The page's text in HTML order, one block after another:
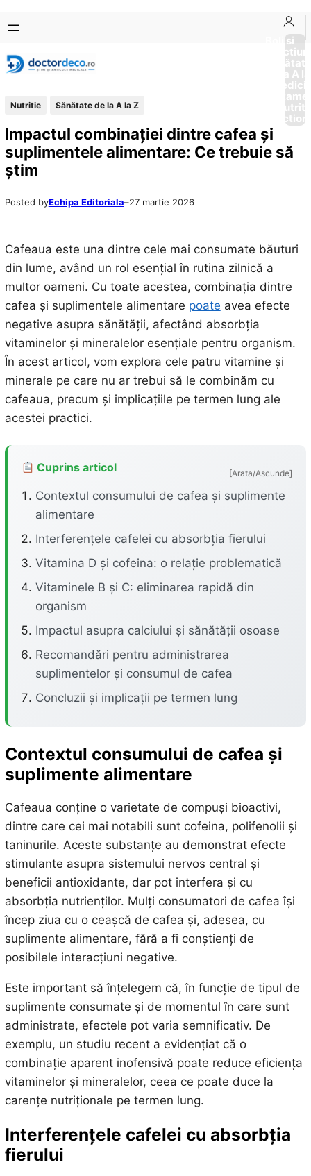
conținut
content
Boli si
Afectiuni
Sănătate
de la A
Nutritie Sănătate de la A la Z
Impactul combinației dintre cafea și
suplimentele alimentare: Ce trebuie să
știm
Posted byEchipa Editoriala–27 martie 2026
Cafeaua este una dintre cele mai consumate băuturi
din lume, având un rol esențial în rutina zilnică a
multor oameni. Cu toate acestea, combinația dintre
cafea și suplimentele alimentare poate avea efecte
negative asupra sănătății, afectând absorbția
vitaminelor și mineralelor esențiale pentru organism.
În acest articol, vom explora cele patru vitamine și
minerale pe care nu ar trebui să le combinăm cu
cafeaua, precum și implicațiile pe termen lung ale
acestei practici.
Cuprins articol [Arata/Ascunde]
Contextul consumului de cafea și suplimente
alimentare
Interferențele cafelei cu absorbția fierului
Vitamina D și cofeina: o relație problematică
Vitaminele B și C: eliminarea rapidă din
organism
Impactul asupra calciului și sănătății osoase
Recomandări pentru administrarea
suplimentelor și consumul de cafea
Concluzii și implicații pe termen lung
Contextul consumului de cafea și
suplimente alimentare
Cafeaua conține o varietate de compuși bioactivi,
dintre care cei mai notabili sunt cofeina, polifenolii și
taninurile. Aceste substanțe au demonstrat efecte
stimulante asupra sistemului nervos central și
beneficii antioxidante, dar pot interfera și cu
absorbția nutrienților. Mulți consumatori de cafea își
încep ziua cu o ceașcă de cafea și, adesea, cu
suplimente alimentare, fără a fi conștienți de
posibilele interacțiuni negative.
Este important să înțelegem că, în funcție de tipul de
suplimente consumate și de momentul în care sunt
administrate, efectele pot varia semnificativ. De
exemplu, un studiu recent a evidențiat că o
combinație aparent inofensivă poate reduce eficiența
vitaminelor și mineralelor, ceea ce poate duce la
carențe nutriționale pe termen lung.
Interferențele cafelei cu absorbția
fierului